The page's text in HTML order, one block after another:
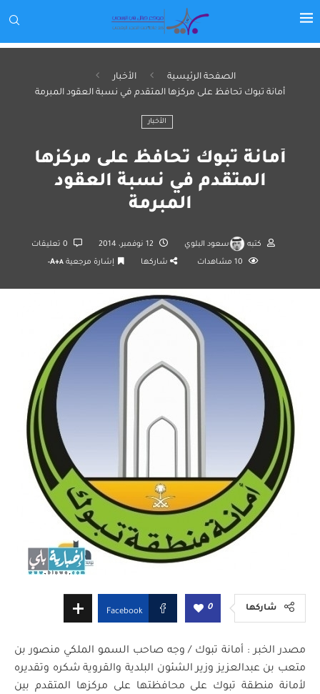
الصفحة الرئيسية
الأخبار
أمانة تبوك تحافظ على مركزها المتقدم في نسبة العقود المبرمة
الأخبار
أمانة تبوك تحافظ على مركزها
المتقدم في نسبة العقود
المبرمة
كتبه سعود البلوي 12 نوفمبر، 2014
10 مشاهدات شاركها إشارة مرجعية A+A-
شاركها 0
Facebook
مصدر الخبر : أمانة تبوك / وجه صاحب السمو الملكي منصور بن
متعب بن عبدالعزيز وزير الشئون البلدية والقروية شكره وتقديره
لأمانة منطقة تبوك على محافظتها على مركزها المتقدم بين